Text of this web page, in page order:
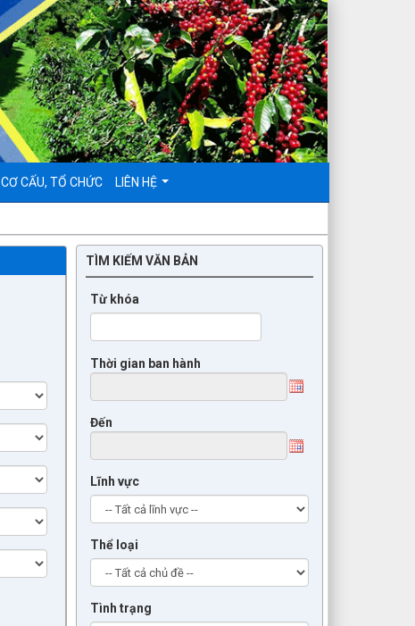
CƠ CẤU, TỔ CHỨC LIÊN HỆ
TÌM KIẾM VĂN BẢN
Từ khóa
Thời gian ban hành
Đến
Lĩnh vực
Thể loại
Tình trạng